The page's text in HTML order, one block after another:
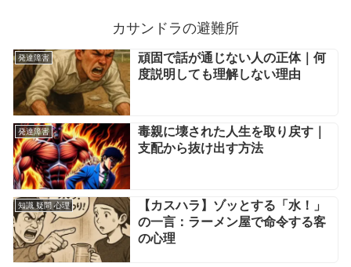
カサンドラの避難所
発達障害
頑固で話が通じない人の正体｜何
度説明しても理解しない理由
発達障害
毒親に壊された人生を取り戻す｜
支配から抜け出す方法
知識 疑問 心理
【カスハラ】ゾッとする「水！」
の一言：ラーメン屋で命令する客
の心理